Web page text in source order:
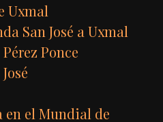
Uxmal
San José a Uxmal
Ponce
en el Mundial de